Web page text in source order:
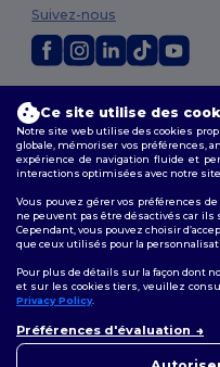
Conditions Générales |Politique
Confidentialité|Politique de
Suivez-nous
Ce site utilise des
Notre site web utilise des cookies
globale, mémoriser vos préférences,
expérience de navigation fluide et
interactions optimisées avec notre site
Vous pouvez gérer vos préférences
ne peuvent pas être désactivés car
Cependant, vous pouvez choisir
que ceux utilisés pour la
Pour plus de détails sur la façon dont
et sur les cookies tiers, veuillez
Privacy Policy.
Préférences d'évaluation